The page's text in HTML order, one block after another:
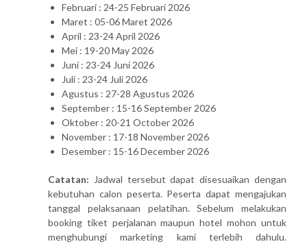
Februari : 24-25 Februari 2026
Maret : 05-06 Maret 2026
April : 23-24 April 2026
Mei : 19-20 May 2026
Juni : 23-24 Juni 2026
Juli : 23-24 Juli 2026
Agustus : 27-28 Agustus 2026
September : 15-16 September 2026
Oktober : 20-21 October 2026
November : 17-18 November 2026
Desember : 15-16 December 2026
Catatan: Jadwal tersebut dapat disesuaikan dengan
kebutuhan calon peserta. Peserta dapat mengajukan
tanggal pelaksanaan pelatihan. Sebelum melakukan
booking tiket perjalanan maupun hotel mohon untuk
menghubungi marketing kami terlebih dahulu.